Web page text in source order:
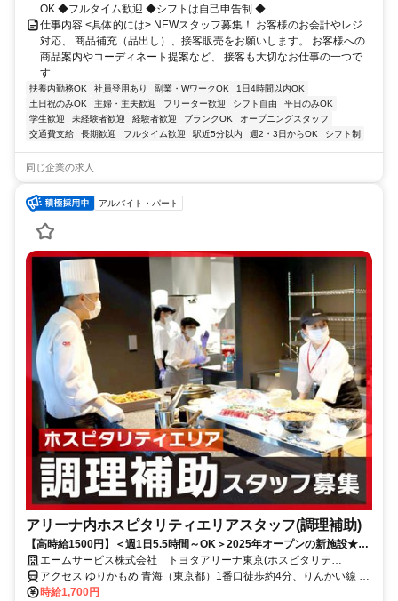
OK ◆フルタイム歓迎 ◆シフトは自己申告制 ◆...
仕事内容 <具体的には> NEWスタッフ募集！ お客様のお会計やレジ
対応、 商品補充（品出し）、接客販売をお願いします。 お客様への
商品案内やコーディネート提案など、 接客も大切なお仕事の一つで
す...
扶養内勤務OK 社員登用あり 副業・WワークOK
1日4時間以内OK
土日祝のみOK
主婦・主夫歓迎 フリーター歓迎 シフト自由
平日のみOK
学生歓迎
未経験者歓迎 経験者歓迎 ブランクOK
オープニングスタッフ
交通費支給
長期歓迎 フルタイム歓迎 駅近5分以内 週2・3日からOK シフト制
同じ企業の求人
アルバイト・パート
アリーナ内ホスピタリティエリアスタッフ(調理補助)
【高時給1500円】＜週1日5.5時間～OK＞2025年オープンの新施設★未
経験歓迎！家庭との両立◎
エームサービス株式会社 トヨタアリーナ東京(ホスピタリテ
ィ)-7497
アクセス ゆりかもめ 青海（東京都）1番口徒歩約4分、りんかい線 東
京テレポートA口徒歩約8分、ゆりかもめ 東京ビッグサイト（ゆりか
時給1,700円